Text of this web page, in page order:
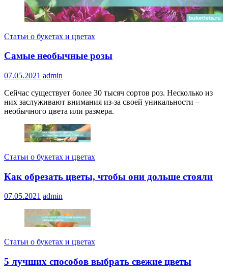
Статьи о букетах и цветах
Самые необычные розы
07.05.2021 admin
Сейчас существует более 30 тысяч сортов роз. Несколько из
них заслуживают внимания из-за своей уникальности –
необычного цвета или размера.
Статьи о букетах и цветах
Как обрезать цветы, чтобы они дольше стояли
07.05.2021 admin
Статьи о букетах и цветах
5 лучших способов выбрать свежие цветы